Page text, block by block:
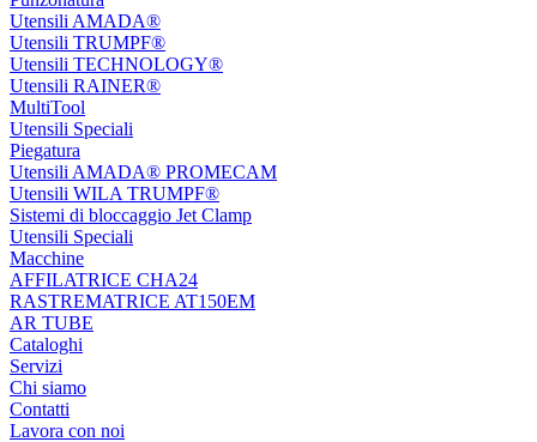
Utensili AMADA®
Utensili TRUMPF®
Utensili TECHNOLOGY®
Utensili RAINER®
MultiTool
Utensili Speciali
Piegatura
Utensili AMADA® PROMECAM
Utensili WILA TRUMPF®
Sistemi di bloccaggio Jet Clamp
Utensili Speciali
Macchine
AFFILATRICE CHA24
RASTREMATRICE AT150EM
AR TUBE
Cataloghi
Servizi
Chi siamo
Contatti
Lavora con noi